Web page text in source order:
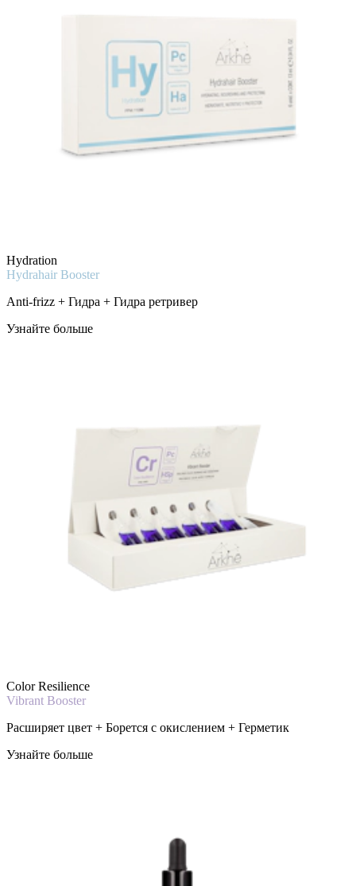
Hydration
Hydrahair Booster
Anti-frizz + Гидра + Гидра ретривер
Узнайте больше
Color Resilience
Vibrant Booster
Расширяет цвет + Борется с окислением + Герметик
Узнайте больше